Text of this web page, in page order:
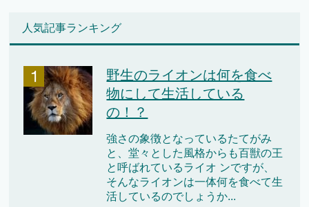
人気記事ランキング
野生のライオンは何を食べ
物にして生活している
の！？
強さの象徴となっているたてがみ
と、堂々とした風格からも百獣の王
と呼ばれているライオ ンですが、
そんなライオンは一体何を食べて生
活しているのでしょうか...